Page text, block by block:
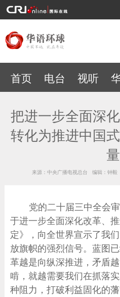
首页 电台 视听
把进一步全面深
转化为推进中国
量
来源：中央广播电视总台 编辑：钟毅
党的二十届三中全会
于进一步全面深化改革、
定》，向全世界宣示了我
放旗帜的强烈信号。蓝图
革越是向纵深推进，矛盾
啃，就越需要我们在抓落
种阻力，打破利益固化的